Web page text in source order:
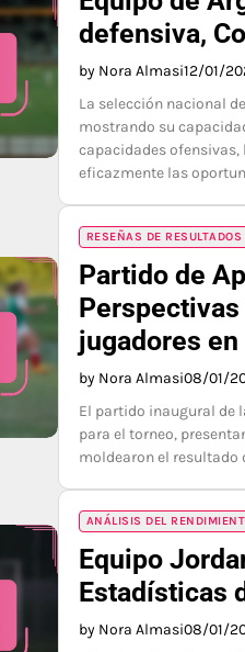
defensiva,
by Nora Almasi12/01/
La selección nacional
mostrando su
capacidades
eficazmente las
RESEÑAS DE
Partido de
jugadores en
by Nora Almasi08/01/
El partido inaugural de
para el torneo,
moldearon el resultado
ANÁLISIS DEL
Equipo
Estadísticas
by Nora Almasi08/01/